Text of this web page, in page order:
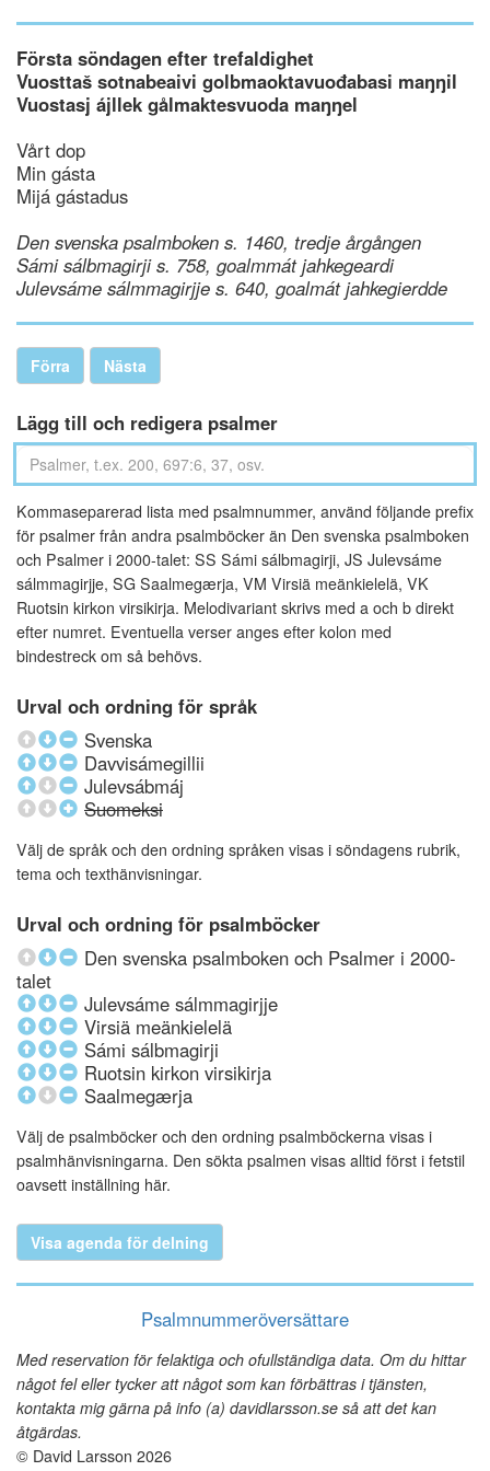
Första söndagen efter trefaldighet
Vuosttaš sotnabeaivi golbmaoktavuođabasi maŋŋil
Vuostasj ájllek gålmaktesvuoda maŋŋel
Vårt dop
Min gásta
Mijá gástadus
Den svenska psalmboken s. 1460, tredje årgången
Sámi sálbmagirji s. 758, goalmmát jahkegeardi
Julevsáme sálmmagirjje s. 640, goalmát jahkegierdde
Förra Nästa
Lägg till och redigera psalmer
Kommaseparerad lista med psalmnummer, använd följande prefix
för psalmer från andra psalmböcker än Den svenska psalmboken
och Psalmer i 2000-talet: SS Sámi sálbmagirji, JS Julevsáme
sálmmagirjje, SG Saalmegærja, VM Virsiä meänkielelä, VK
Ruotsin kirkon virsikirja. Melodivariant skrivs med a och b direkt
efter numret. Eventuella verser anges efter kolon med
bindestreck om så behövs.
Urval och ordning för språk
Svenska
Davvisámegillii
Julevsábmáj
Suomeksi
Välj de språk och den ordning språken visas i söndagens rubrik,
tema och texthänvisningar.
Urval och ordning för psalmböcker
Den svenska psalmboken och Psalmer i 2000-
talet
Julevsáme sálmmagirjje
Virsiä meänkielelä
Sámi sálbmagirji
Ruotsin kirkon virsikirja
Saalmegærja
Välj de psalmböcker och den ordning psalmböckerna visas i
psalmhänvisningarna. Den sökta psalmen visas alltid först i fetstil
oavsett inställning här.
Visa agenda för delning
Psalmnummeröversättare
Med reservation för felaktiga och ofullständiga data. Om du hittar
något fel eller tycker att något som kan förbättras i tjänsten,
kontakta mig gärna på info (a) davidlarsson.se så att det kan
åtgärdas.
© David Larsson 2026